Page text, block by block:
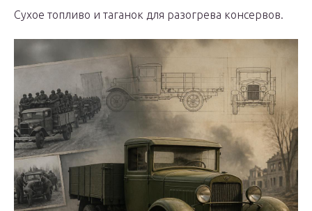
Сухое топливо и таганок для разогрева консервов.